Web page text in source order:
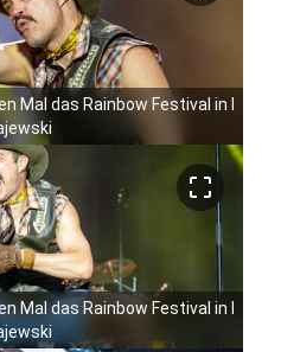
Mal das Rainbow Festival in
crop_free
Mal das Rainbow Festival in